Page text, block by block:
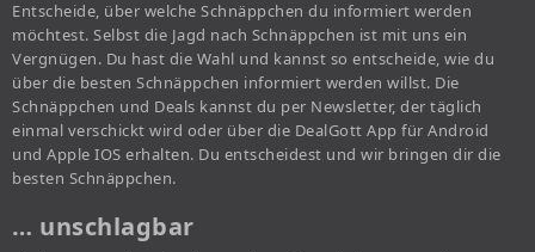
Entscheide, über welche Schnäppchen du informiert werden
möchtest. Selbst die Jagd nach Schnäppchen ist mit uns ein
Vergnügen. Du hast die Wahl und kannst so entscheide, wie du
über die besten Schnäppchen informiert werden willst. Die
Schnäppchen und Deals kannst du per Newsletter, der täglich
einmal verschickt wird oder über die DealGott App für Android
und Apple IOS erhalten. Du entscheidest und wir bringen dir die
besten Schnäppchen.
… unschlagbar